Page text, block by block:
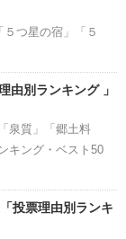
つ星の宿」「５
由別ランキング 」
泉質」「郷土料
キング・ベスト50
投票理由別ランキ